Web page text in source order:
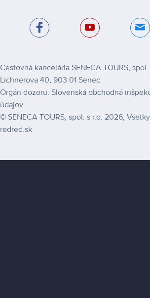
Cestovná kancelária SENECA TOURS,
Lichnerova 40, 903 01 Senec
Orgán dozoru: Slovenská obchodná
údajov
© SENECA TOURS, spol. s r.o. 2026,
redred.sk